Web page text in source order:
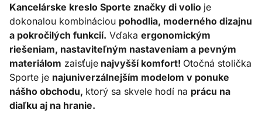
Kancelárske kreslo Sporte značky di volio je
dokonalou kombináciou pohodlia, moderného dizajnu
a pokročilých funkcií. Vďaka ergonomickým
riešeniam, nastaviteľným nastaveniam a pevným
materiálom zaisťuje najvyšší komfort! Otočná stolička
Sporte je najuniverzálnejším modelom v ponuke
nášho obchodu, ktorý sa skvele hodí na prácu na
diaľku aj na hranie.